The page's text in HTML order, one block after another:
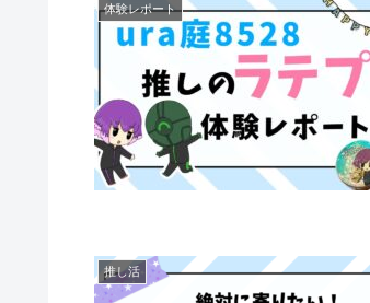
体験レポート
推し活